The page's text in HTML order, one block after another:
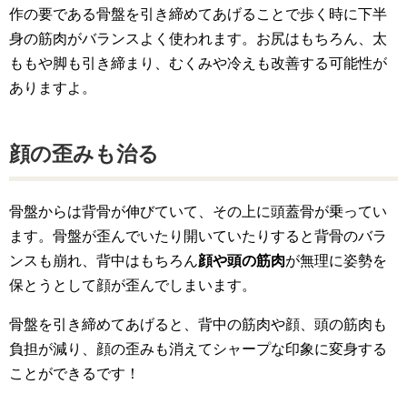
作の要である骨盤を引き締めてあげることで歩く時に下半
身の筋肉がバランスよく使われます。お尻はもちろん、太
ももや脚も引き締まり、むくみや冷えも改善する可能性が
ありますよ。
顔の歪みも治る
骨盤からは背骨が伸びていて、その上に頭蓋骨が乗ってい
ます。骨盤が歪んでいたり開いていたりすると背骨のバラ
ンスも崩れ、背中はもちろん顔や頭の筋肉が無理に姿勢を
保とうとして顔が歪んでしまいます。
骨盤を引き締めてあげると、背中の筋肉や顔、頭の筋肉も
負担が減り、顔の歪みも消えてシャープな印象に変身する
ことができるです！